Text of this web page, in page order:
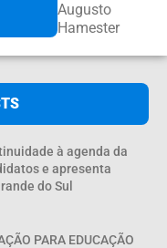
Augusto
Hamester
à agenda da
e apresenta
do Sul
PARA EDUCAÇÃO